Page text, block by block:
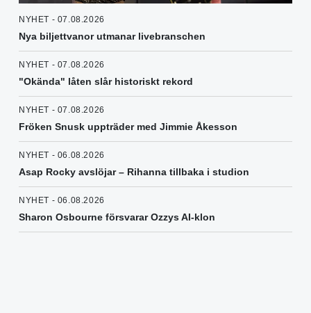
NYHET - 07.08.2026
Nya biljettvanor utmanar livebranschen
NYHET - 07.08.2026
"Okända" låten slår historiskt rekord
NYHET - 07.08.2026
Fröken Snusk uppträder med Jimmie Åkesson
NYHET - 06.08.2026
Asap Rocky avslöjar – Rihanna tillbaka i studion
NYHET - 06.08.2026
Sharon Osbourne försvarar Ozzys AI-klon